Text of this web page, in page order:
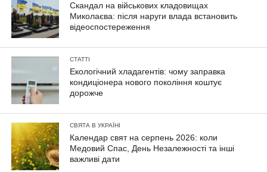
Скандал на військових кладовищах
Миколаєва: після наруги влада встановить
відеоспостереження
СТАТТІ
Екологічний хладагентів: чому заправка
кондиціонера нового покоління коштує
дорожче
СВЯТА В УКРАЇНІ
Календар свят на серпень 2026: коли
Медовий Спас, День Незалежності та інші
важливі дати